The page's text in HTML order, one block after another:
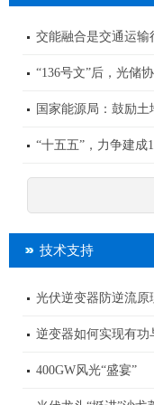
交能融合是交通运输
“136号文”后，光储
国家能源局：鼓励
“十五五”，力争建成
技术支持
光伏逆变器防逆流原
逆变器如何实现有功
400GW风光“盛宴”